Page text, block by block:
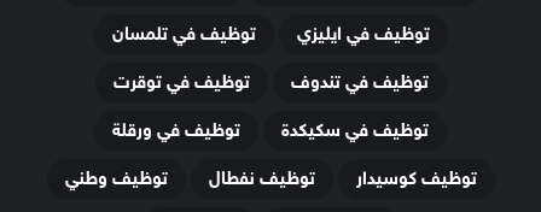
توظيف في ايليزي
توظيف في تلمسان
توظيف في تندوف
توظيف في توقرت
توظيف في سكيكدة
توظيف في ورقلة
توظيف كوسيدار
توظيف نفطال
توظيف وطني